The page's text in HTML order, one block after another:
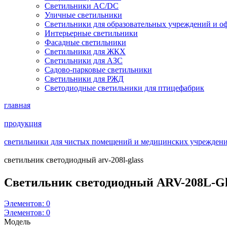
Светильники AC/DC
Уличные светильники
Светильники для образовательных учреждений и
Интерьерные светильники
Фасадные светильники
Светильники для ЖКХ
Светильники для АЗС
Садово-парковые светильники
Светильники для РЖД
Светодиодные светильники для птицефабрик
главная
продукция
светильники для чистых помещений и медицинских
светильник светодиодный arv-208l-glass
Светильник светодиодный ARV-208L-
Элементов: 0
Элементов: 0
Модель